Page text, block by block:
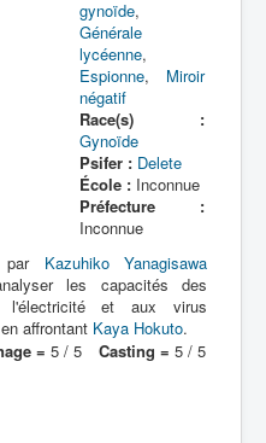
gynoïde,
Générale
lycéenne,
Espionne, Miroir
négatif
Race(s) :
Gynoïde
Psifer : Delete
École :Inconnue
Préfecture :
Inconnue
par Kazuhiko Yanagisawa
les capacités des
l'électricité et aux virus
affrontant Kaya Hokuto.
= 5 / 5 Casting = 5 / 5